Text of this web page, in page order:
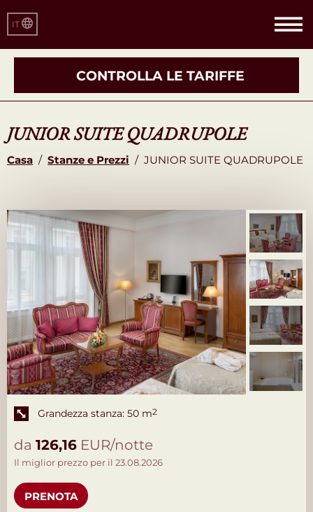
CONTROLLA LE TARIFFE
IT
JUNIOR SUITE QUADRUPOLE
Casa / Stanze e Prezzi / JUNIOR SUITE QUADRUPOLE
Grandezza stanza: 50 m2
da 126,16 EUR/notte
Il miglior prezzo per il 23.08.2026
PRENOTA